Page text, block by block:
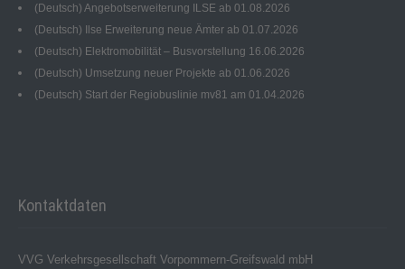
(Deutsch) Angebotserweiterung ILSE ab 01.08.2026
(Deutsch) Ilse Erweiterung neue Ämter ab 01.07.2026
(Deutsch) Elektromobilität – Busvorstellung 16.06.2026
(Deutsch) Umsetzung neuer Projekte ab 01.06.2026
(Deutsch) Start der Regiobuslinie mv81 am 01.04.2026
Kontaktdaten
VVG Verkehrsgesellschaft Vorpommern-Greifswald mbH